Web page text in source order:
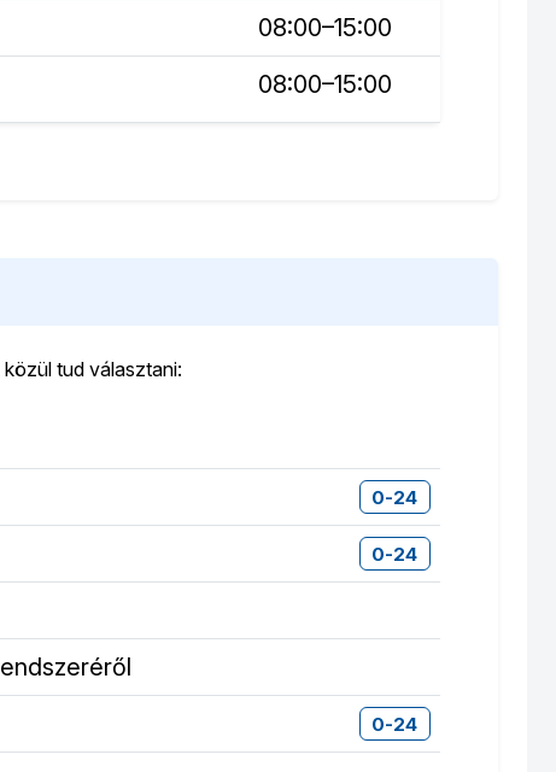
08:00–15:00
08:00–15:00
tud választani:
0-24
0-24
0-24